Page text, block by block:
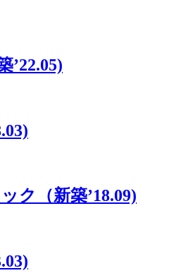
’22.05)
ク（新築’18.09)